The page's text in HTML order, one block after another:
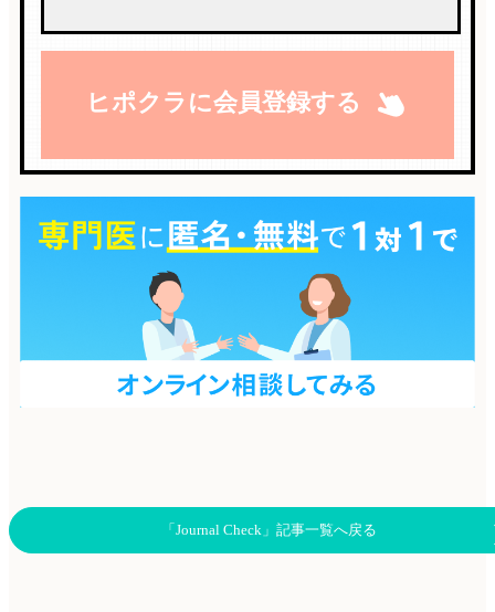
ヒポクラに会員登録する
「Journal Check」記事一覧へ戻る